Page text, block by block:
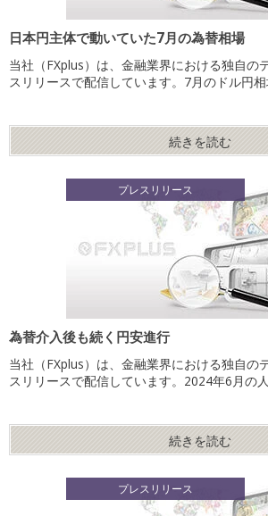
日本円主体で動いていた7月の為替相場
当社（FXplus）は、金融業界における独自の
スリリースで配信しています。7月のドル円
続きを読む
プレスリリース
為替介入後も続く円安進行
当社（FXplus）は、金融業界における独自の
スリリースで配信しています。2024年6月の
続きを読む
プレスリリース